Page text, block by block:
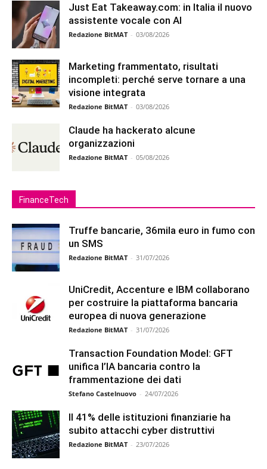
Just Eat Takeaway.com: in Italia il nuovo
assistente vocale con AI
Redazione BitMAT - 03/08/2026
Marketing frammentato, risultati
incompleti: perché serve tornare a una
visione integrata
Redazione BitMAT - 03/08/2026
Claude ha hackerato alcune
organizzazioni
Redazione BitMAT - 05/08/2026
FinanceTech
Truffe bancarie, 36mila euro in fumo con
un SMS
Redazione BitMAT - 31/07/2026
UniCredit, Accenture e IBM collaborano
per costruire la piattaforma bancaria
europea di nuova generazione
Redazione BitMAT - 31/07/2026
Transaction Foundation Model: GFT
unifica l’IA bancaria contro la
frammentazione dei dati
Stefano Castelnuovo - 24/07/2026
Il 41% delle istituzioni finanziarie ha
subito attacchi cyber distruttivi
Redazione BitMAT - 23/07/2026